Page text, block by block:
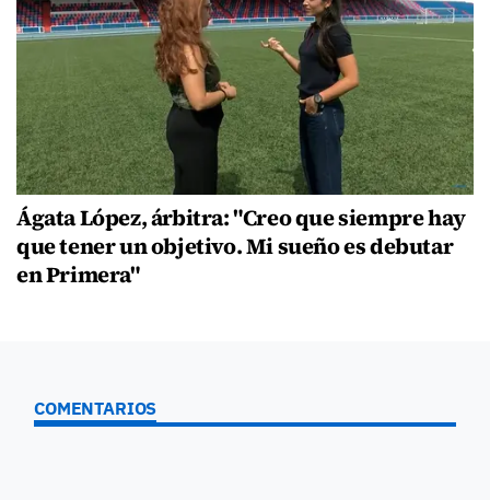
Ágata López, árbitra: "Creo que siempre hay
que tener un objetivo. Mi sueño es debutar
en Primera"
COMENTARIOS